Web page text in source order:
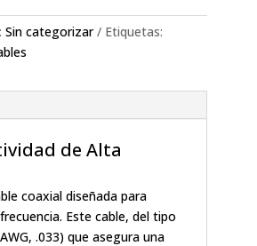
Sin categorizar
Etiquetas:
de Alta
coaxial diseñada para
Este cable, del tipo
.033) que asegura una